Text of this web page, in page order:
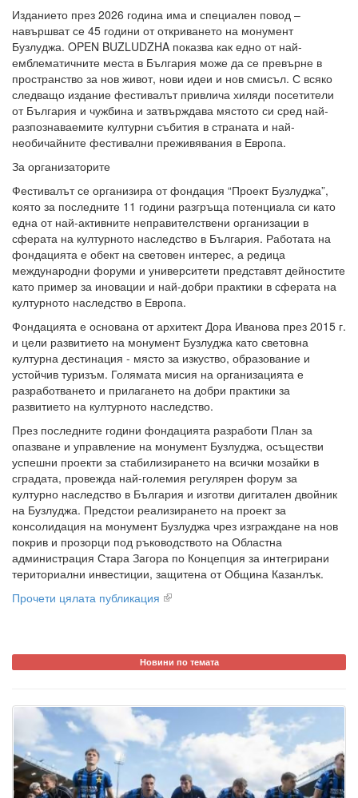
Изданието през 2026 година има и специален повод –
навършват се 45 години от откриването на монумент
Бузлуджа. OPEN BUZLUDZHA показва как едно от най-
емблематичните места в България може да се превърне в
пространство за нов живот, нови идеи и нов смисъл. С всяко
следващо издание фестивалът привлича хиляди посетители
от България и чужбина и затвърждава мястото си сред най-
разпознаваемите културни събития в страната и най-
необичайните фестивални преживявания в Европа.
За организаторите
Фестивалът се организира от фондация “Проект Бузлуджа”,
която за последните 11 години разгръща потенциала си като
една от най-активните неправителствени организации в
сферата на културното наследство в България. Работата на
фондацията е обект на световен интерес, а редица
международни форуми и университети представят дейностите
като пример за иновации и най-добри практики в сферата на
културното наследство в Европа.
Фондацията е основана от архитект Дора Иванова през 2015 г.
и цели развитието на монумент Бузлуджа като световна
културна дестинация - място за изкуство, образование и
устойчив туризъм. Голямата мисия на организацията е
разработването и прилагането на добри практики за
развитието на културното наследство.
През последните години фондацията разработи План за
опазване и управление на монумент Бузлуджа, осъществи
успешни проекти за стабилизирането на всички мозайки в
сградата, провежда най-големия регулярен форум за
културно наследство в България и изготви дигитален двойник
на Бузлуджа. Предстои реализирането на проект за
консолидация на монумент Бузлуджа чрез изграждане на нов
покрив и прозорци под ръководството на Областна
администрация Стара Загора по Концепция за интегрирани
териториални инвестиции, защитена от Община Казанлък.
Прочети цялата публикация
Новини по темата